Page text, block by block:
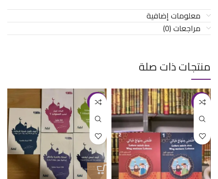
معلومات إضافية
مراجعات (0)
منتجات ذات صلة
-8%
-24%